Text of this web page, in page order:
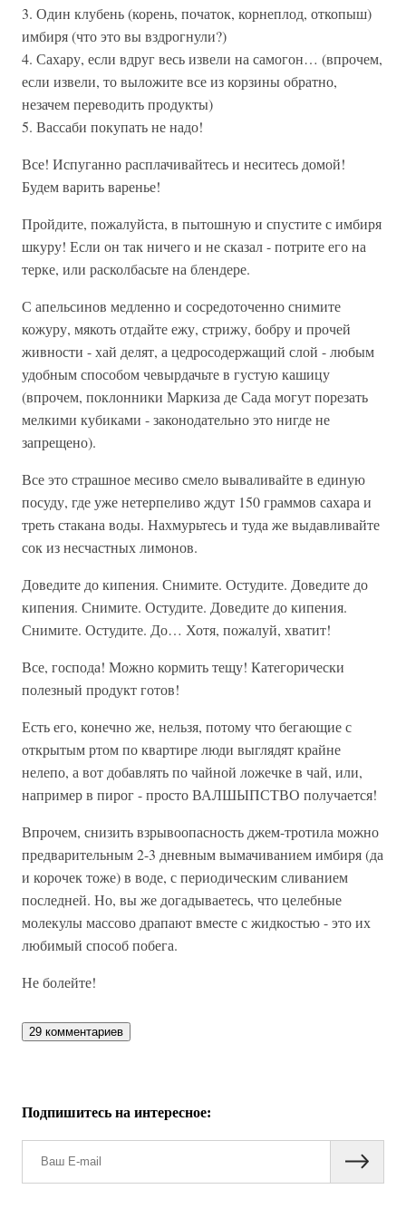
3. Один клубень (корень, початок, корнеплод, откопыш)
имбиря (что это вы вздрогнули?)
4. Сахару, если вдруг весь извели на самогон… (впрочем,
если извели, то выложите все из корзины обратно,
незачем переводить продукты)
5. Вассаби покупать не надо!
Все! Испуганно расплачивайтесь и неситесь домой!
Будем варить варенье!
Пройдите, пожалуйста, в пытошную и спустите с имбиря
шкуру! Если он так ничего и не сказал - потрите его на
терке, или расколбасьте на блендере.
С апельсинов медленно и сосредоточенно снимите
кожуру, мякоть отдайте ежу, стрижу, бобру и прочей
живности - хай делят, а цедросодержащий слой - любым
удобным способом чевырдачьте в густую кашицу
(впрочем, поклонники Маркиза де Сада могут порезать
мелкими кубиками - законодательно это нигде не
запрещено).
Все это страшное месиво смело вываливайте в единую
посуду, где уже нетерпеливо ждут 150 граммов сахара и
треть стакана воды. Нахмурьтесь и туда же выдавливайте
сок из несчастных лимонов.
Доведите до кипения. Снимите. Остудите. Доведите до
кипения. Снимите. Остудите. Доведите до кипения.
Снимите. Остудите. До… Хотя, пожалуй, хватит!
Все, господа! Можнокормить тещу! Категорически
полезный продукт готов!
Есть его, конечно же, нельзя, потому что бегающие с
открытым ртом по квартире люди выглядят крайне
нелепо, а вот добавлять по чайной ложечке в чай, или,
например в пирог - просто ВАЛШЫПСТВО получается!
Впрочем, снизить взрывоопасность джем-тротила можно
предварительным 2-3 дневным вымачиванием имбиря (да
и корочек тоже) в воде, с периодическим сливанием
последней. Но, вы же догадываетесь, что целебные
молекулы массово драпают вместе с жидкостью - это их
любимый способ побега.
Не болейте!
29 комментариев
Подпишитесь на интересное: